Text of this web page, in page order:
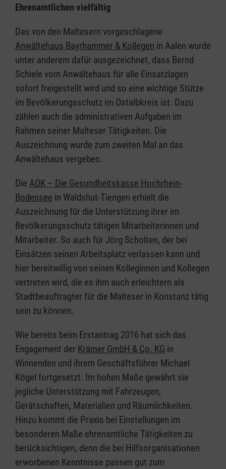
Ehrenamtlichen vielfältig
Das von den Maltesern vorgeschlagene
Anwältehaus Bayrhammer & Kollegen in Aalen wurde
unter anderem dafür ausgezeichnet, dass Bernd
Schiele vom Anwältehaus für alle Einsatzlagen
sofort freigestellt wird und so eine wichtige Stütze
im Bevölkerungsschutz im Ostalbkreis ist. Dazu
zählen auch die administrativen Aufgaben im
Rahmen seiner Malteser Tätigkeiten. Die
Auszeichnung wurde zum zweiten Mal an das
Anwältehaus vergeben.
Die AOK – Die Gesundheitskasse Hochrhein-
Bodensee in Waldshut-Tiengen erhielt die
Auszeichnung für die Unterstützung ihrer im
Bevölkerungsschutz tätigen Mitarbeiterinnen und
Mitarbeiter. So auch für Jörg Scholten, der bei
Einsätzen seinen Arbeitsplatz verlassen kann und
hier bereitwillig von seinen Kolleginnen und Kollegen
vertreten wird, die es ihm auch erleichtern als
Stadtbeauftragter für die Malteser in Konstanz tätig
sein zu können.
Wie bereits beim Erstantrag 2016 hat sich das
Engagement der Krämer GmbH & Co. KG in
Winnenden und ihrem Geschäftsführer Michael
Kögel fortgesetzt. Im hohen Maße gewährt sie
jegliche Unterstützung mit Fahrzeugen,
Gerätschaften, Materialien und Räumlichkeiten.
Hinzu kommt die Praxis bei Einstellungen im
besonderen Maße ehrenamtliche Tätigkeiten zu
berücksichtigen, denn die bei Hilfsorganisationen
erworbenen Kenntnisse passen gut zum